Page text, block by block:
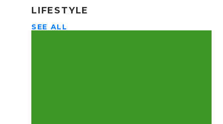
LIFESTYLE
SEE ALL